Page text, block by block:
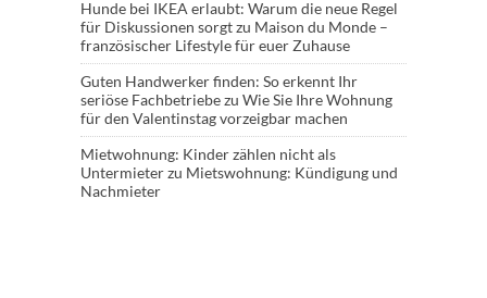
Hunde bei IKEA erlaubt: Warum die neue Regel
für Diskussionen sorgtzu Maison du Monde –
französischer Lifestyle für euer Zuhause
Guten Handwerker finden: So erkennt Ihr
seriöse Fachbetriebezu Wie Sie Ihre Wohnung
für den Valentinstag vorzeigbar machen
Mietwohnung: Kinder zählen nicht als
Untermieterzu Mietswohnung: Kündigung und
Nachmieter